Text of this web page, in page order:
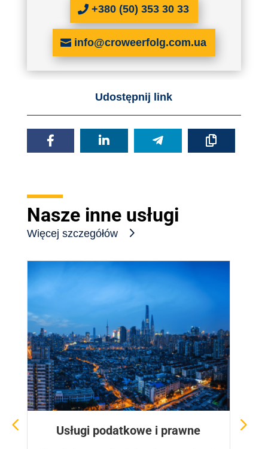
+380 (50) 353 30 33
info@croweerfolg.com.ua
Udostępnij link
Nasze inne usługi
Więcej szczegółów
Usługi podatkowe i prawne